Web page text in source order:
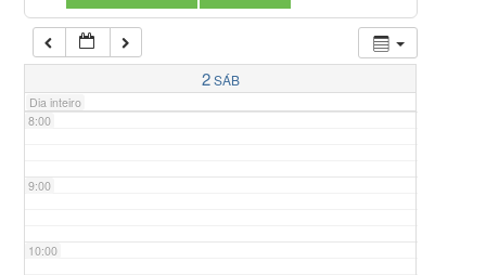
2SÁB
Dia inteiro
7:00
8:00
9:00
10:00